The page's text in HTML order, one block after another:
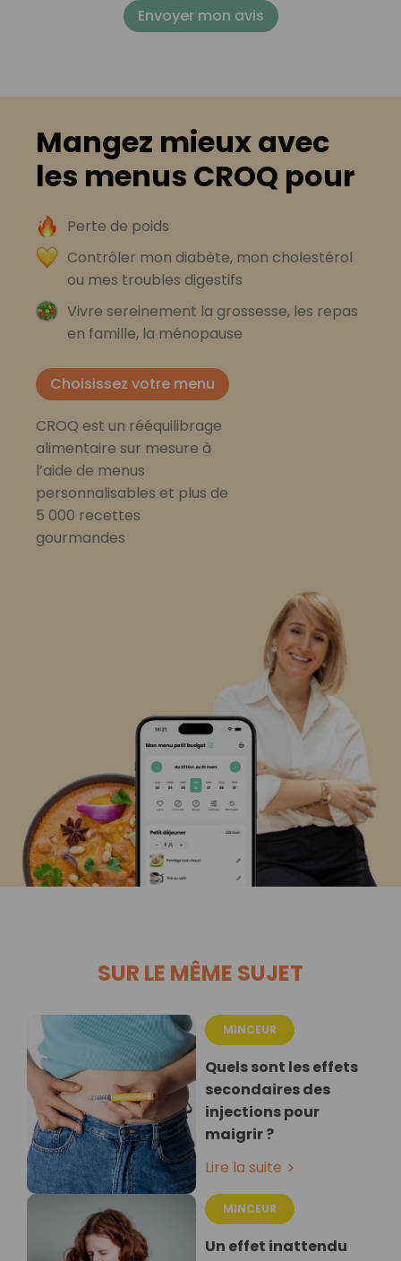
Envoyer mon avis
Mangez mieux avec
les menus CROQ pour
Perte de poids
Contrôler mon diabète, mon cholestérol
ou mes troubles digestifs
Vivre sereinement la grossesse, les repas
en famille, la ménopause
Choisissez votre menu
CROQ est un rééquilibrage
alimentaire sur mesure à
l’aide de menus
personnalisables et plus de
5 000 recettes
gourmandes
SUR LE MÊME SUJET
MINCEUR
Quels sont les effets
secondaires des
injections pour
maigrir ?
Lire la suite
MINCEUR
Un effet inattendu